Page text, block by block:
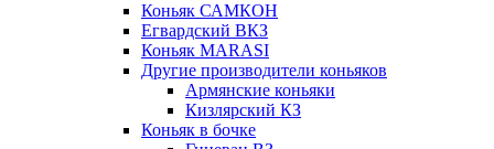
Коньяк САМКОН
Егвардский ВКЗ
Коньяк MARASI
Другие производители коньяков
Армянские коньяки
Кизлярский КЗ
Коньяк в бочке